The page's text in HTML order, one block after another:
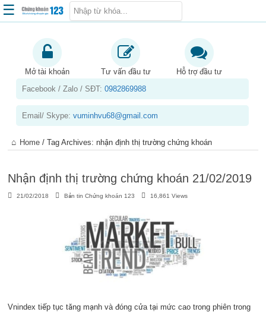
Trang chủ
Kiến thức chứng khoán
Kinh nghiệm đầu tư
Sản phẩm – dịch vụ
Chứng khoán phái sinh
☰
Mở tài khoản Tư vấn đầu tư
Hỗ trợ đầu tư
Facebook / Zalo / SĐT:0982869988
Email/ Skype:vuminhvu68@gmail.com
Home /Tag Archives: nhận định thị trường chứng khoán
Nhận định thị trường chứng khoán 21/02/2019
21/02/2018 Bản tin Chứng khoán 123 16,861 Views
Vnindex tiếp tục tăng mạnh và đóng cửa tại mức cao trong phiên trong